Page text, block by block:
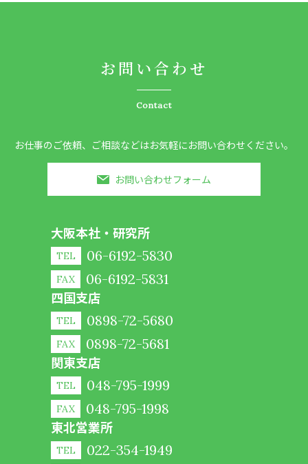
お問い合わせ
Contact
お仕事のご依頼、ご相談などはお気軽にお問い合わせください。
お問い合わせフォーム
大阪本社・研究所
TEL 06-6192-5830
FAX 06-6192-5831
四国支店
TEL 0898-72-5680
FAX 0898-72-5681
関東支店
TEL 048-795-1999
FAX 048-795-1998
東北営業所
TEL 022-354-1949